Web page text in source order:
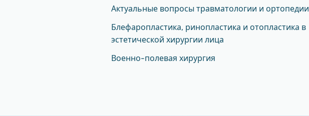
Актуальные вопросы травматологии и ортопедии
Блефаропластика, ринопластика и отопластика в
эстетической хирургии лица
Военно-полевая хирургия